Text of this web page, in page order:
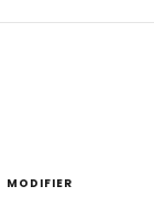
MODIFIER